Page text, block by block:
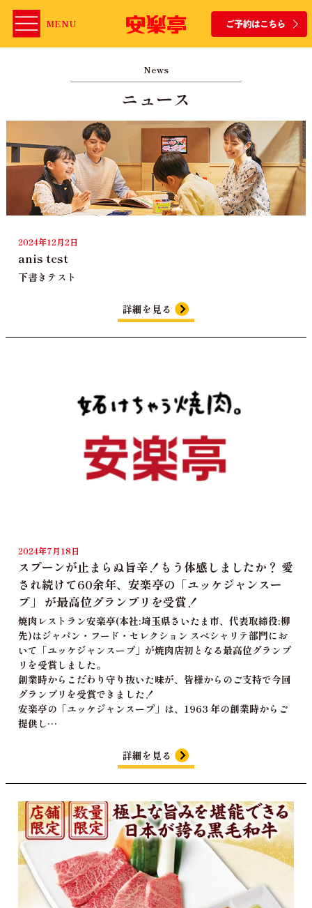
MENU
News
ニュース
2024年12月2日
anis test
下書きテスト
詳細を見る
2024年7月18日
スプーンが止まらぬ旨辛！もう体感しましたか？ 愛
され続けて60余年、安楽亭の「ユッケジャンスー
プ」 が最高位グランプリを受賞！
焼肉レストラン安楽亭(本社:埼玉県さいたま市、代表取締役:柳
先)はジャパン・フード・セレクション スペシャリテ部門にお
いて「ユッケジャンスープ」が焼肉店初となる最高位グランプ
リを受賞しました。
創業時からこだわり守り抜いた味が、皆様からのご支持で今回
グランプリを受賞できました！
安楽亭の「ユッケジャンスープ」は、1963 年の創業時からご
提供し…
詳細を見る